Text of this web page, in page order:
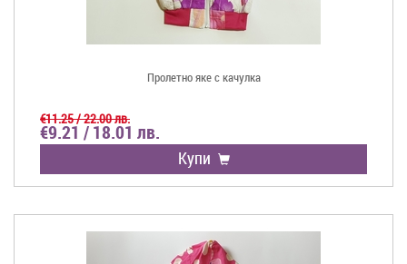
Пролетно яке с качулка
€11.25 / 22.00 лв.
€9.21 / 18.01 лв.
Купи